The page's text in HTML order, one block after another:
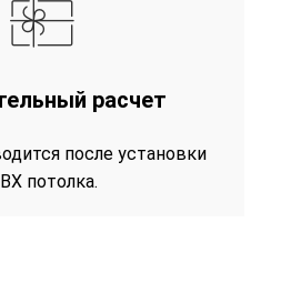
расчет
после установки
потолка.